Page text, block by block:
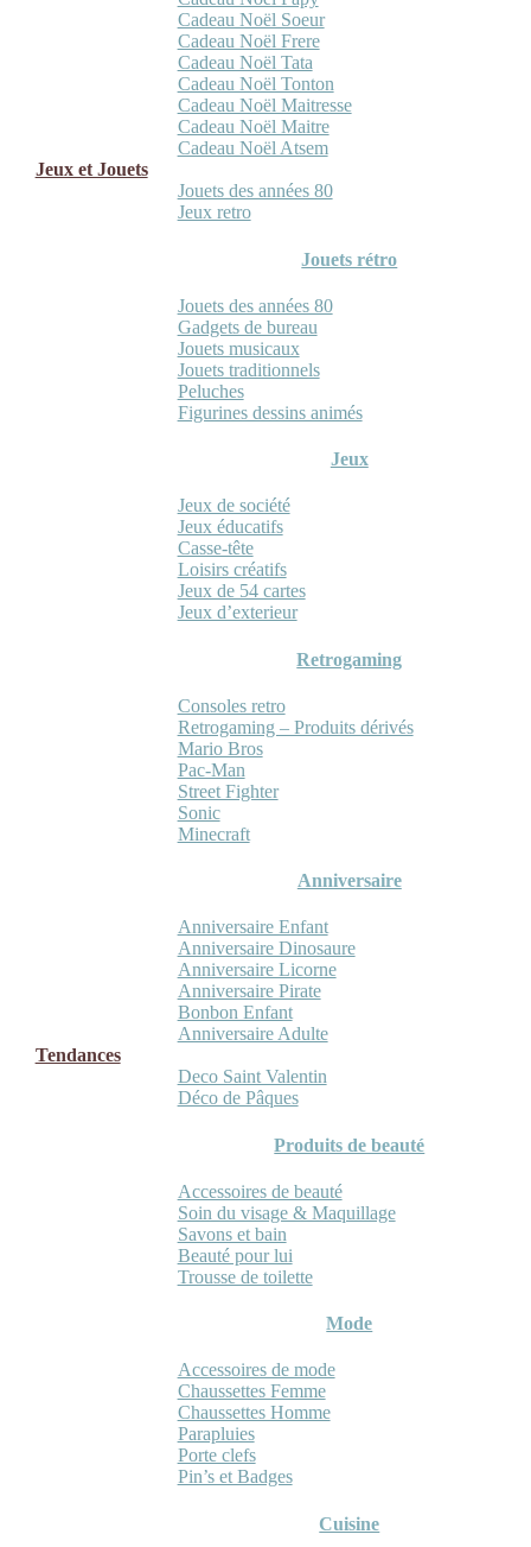
Cadeau Noël Soeur
Cadeau Noël Frere
Cadeau Noël Tata
Cadeau Noël Tonton
Cadeau Noël Maitresse
Cadeau Noël Maitre
Cadeau Noël Atsem
Jeux et Jouets
Jouets des années 80
Jeux retro
Jouets rétro
Jouets des années 80
Gadgets de bureau
Jouets musicaux
Jouets traditionnels
Peluches
Figurines dessins animés
Jeux
Jeux de société
Jeux éducatifs
Casse-tête
Loisirs créatifs
Jeux de 54 cartes
Jeux d’exterieur
Retrogaming
Consoles retro
Retrogaming – Produits dérivés
Mario Bros
Pac-Man
Street Fighter
Sonic
Minecraft
Anniversaire
Anniversaire Enfant
Anniversaire Dinosaure
Anniversaire Licorne
Anniversaire Pirate
Bonbon Enfant
Anniversaire Adulte
Tendances
Deco Saint Valentin
Déco de Pâques
Produits de beauté
Accessoires de beauté
Soin du visage & Maquillage
Savons et bain
Beauté pour lui
Trousse de toilette
Mode
Accessoires de mode
Chaussettes Femme
Chaussettes Homme
Parapluies
Porte clefs
Pin’s et Badges
Cuisine